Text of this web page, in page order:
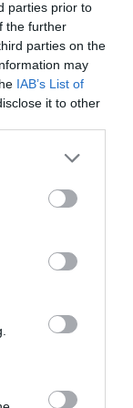
parties prior to
the further
parties on the
may
IAB’s List of
it to other
νέα για